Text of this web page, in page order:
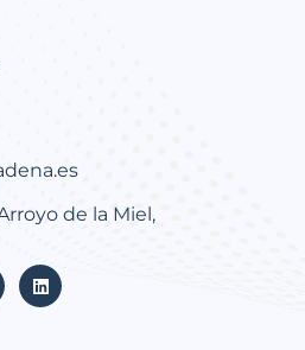
de la Miel,